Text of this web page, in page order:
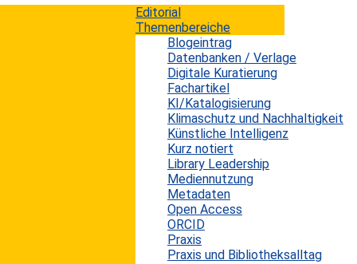
Editorial
Themenbereiche
Blogeintrag
Datenbanken / Verlage
Digitale Kuratierung
Fachartikel
KI/Katalogisierung
Klimaschutz und Nachhaltigkeit
Künstliche Intelligenz
Kurz notiert
Library Leadership
Mediennutzung
Metadaten
Open Access
ORCID
Praxis
Praxis und Bibliotheksalltag
Suchmöglichkeiten
Bietet die Recherche in
Fachdatenbanken noch Vorteile?
In Bibliotheken sind heute sogenannte Discovery-
Systeme weitverbreitet. Sie sollen ihren Benutzern ein
einfaches, einheitliches und vertrautes
Rechercheerlebnis ermöglichen. Die Recherche mittels
eines einzigen Suchfelds, wie man es von der Google-
Suche kennt, ist aber weiterhin nur eine unter vielen
Wegen, die die Bibliothek ihren Nutzern für die Suche
nach Informationen anbietet. So stehen weiterhin auch
Fachdatenbanken oder andere klassische Bibliotheks-